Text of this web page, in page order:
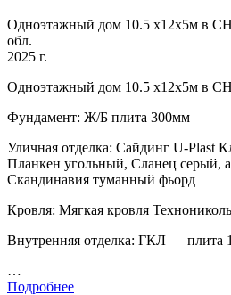
Одноэтажный дом 10.5 х12х5м в
обл.
2025 г.
Одноэтажный дом 10.5 х12х5м в
Фундамент: Ж/Б плита 300мм
Уличная отделка: Сайдинг U-Plast
Планкен угольный, Сланец серый,
Скандинавия туманный фьорд
Кровля: Мягкая кровля
Внутренняя отделка: ГКЛ — плита
…
Подробнее